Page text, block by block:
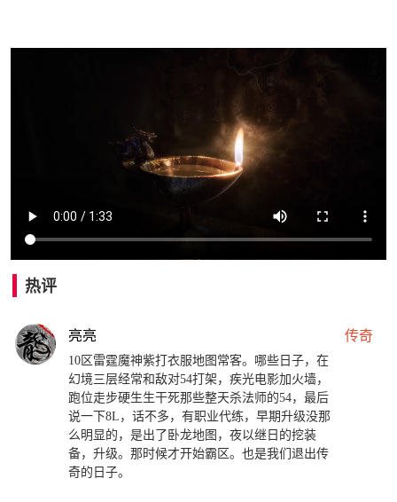
热评
亮亮 传奇
10区雷霆魔神紫打衣服地图常客。哪些日子，在
幻境三层经常和敌对54打架，疾光电影加火墙，
跑位走步硬生生干死那些整天杀法师的54，最后
说一下8L，话不多，有职业代练，早期升级没那
么明显的，是出了卧龙地图，夜以继日的挖装
备，升级。那时候才开始霸区。也是我们退出传
奇的日子。